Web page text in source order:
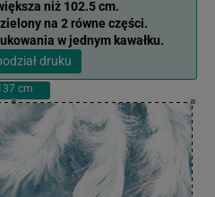
niż 102.5 cm.
na 2 równe części.
w jednym kawałku.
druku
cm